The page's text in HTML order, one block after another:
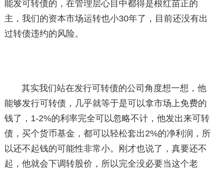
能发可转债的，在管理层心目中都得是根红苗正的
主，我们的资本市场运转也小30年了，目前还没有出
过转债违约的风险。
其实我们站在发行可转债的公司角度想一想，他
能够发行可转债，几乎就等于是可以拿市场上免费的
钱了，1-2%的利率完全可以忽略不计，他发出来可转
债，买个货币基金，都可以轻松套出2%的净利润，所
以还不起钱的可能性非常小。刚才也说了，真要还不
起，他就会下调转股价，所以完全没必要当这个老